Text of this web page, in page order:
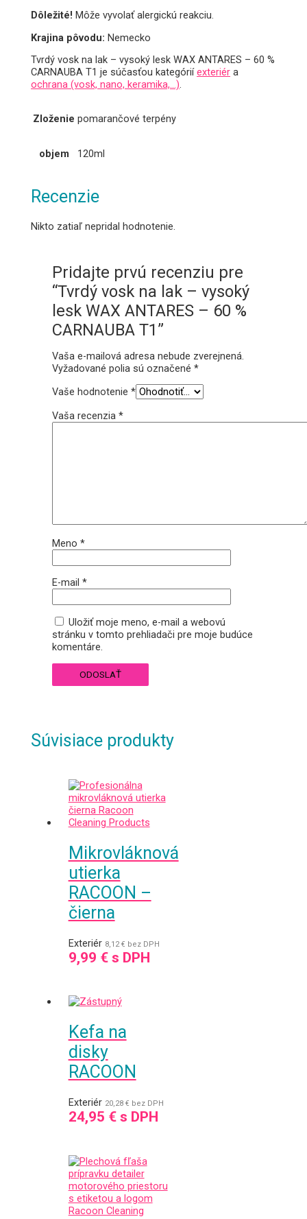
Dôležité!Môže vyvolať alergickú reakciu.
Krajina pôvodu:Nemecko
Tvrdý vosk na lak – vysoký lesk WAX ANTARES – 60 %
CARNAUBA T1 je súčasťou kategóriíexteriér a
ochrana (vosk, nano, keramika,…).
Zloženie pomarančové terpény
objem 120ml
Recenzie
Nikto zatiaľ nepridal hodnotenie.
Pridajte prvú recenziu pre
“Tvrdý vosk na lak – vysoký
lesk WAX ANTARES – 60 %
CARNAUBA T1”
Vaša e-mailová adresa nebude zverejnená.
Vyžadované polia sú označené*
Vaše hodnotenie*
Vaša recenzia*
Meno*
E-mail*
Uložiť moje meno, e-mail a webovú
stránku v tomto prehliadači pre moje budúce
komentáre.
Súvisiace produkty
Mikrovláknová
utierka
RACOON –
čierna
Exteriér 8,12€ bez DPH
9,99 €s DPH
Kefa na
disky
RACOON
Exteriér 20,28 € bez DPH
24,95 €s DPH